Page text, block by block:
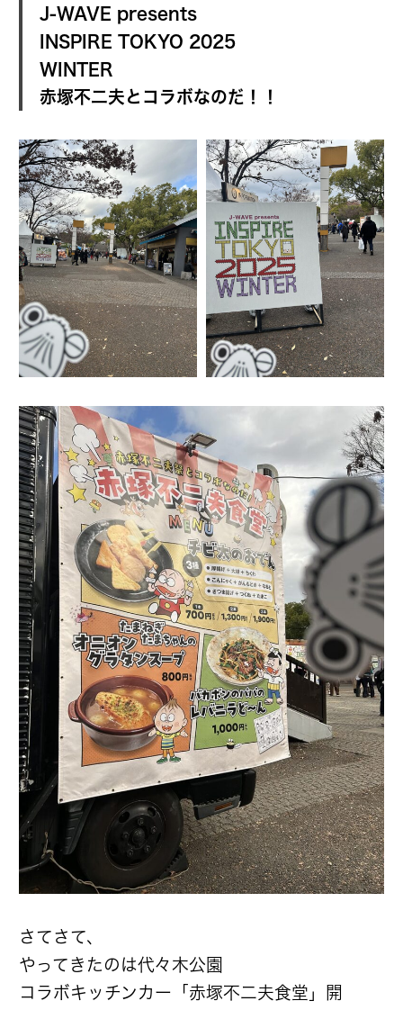
J-WAVE presents
INSPIRE TOKYO 2025
WINTER
赤塚不二夫とコラボなのだ！！
さてさて、
やってきたのは代々木公園
コラボキッチンカー「赤塚不二夫食堂」開